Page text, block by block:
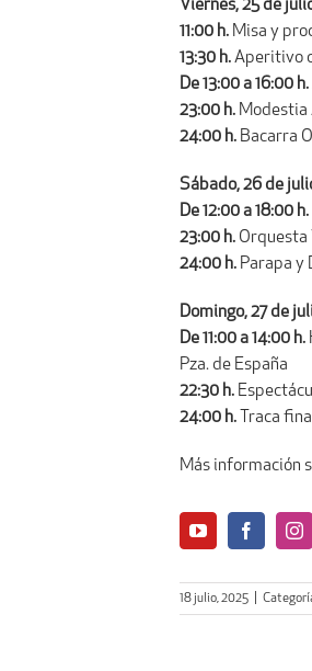
Viernes, 25 de
11:00 h. Misa y
13:30 h.Aperitivo
De 13:00 a 16:00 h.
23:00 h. Modestia
24:00 h. Bacarra
Sábado, 26 de
De 12:00 a 18:00 h.
23:00 h. Orquesta
24:00 h. Parapa y
Domingo, 27 de
De 11:00 a 14:00 h.
Pza. de España
22:30 h.
24:00 h. Traca
Más información
18 julio, 2025